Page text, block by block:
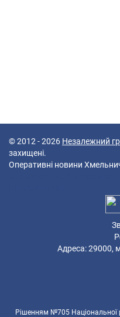
© 2012 - 2026 Незалежний
захищені.
Оперативні новини
Адреса: 29000, м.
Рішенням №705 Національної